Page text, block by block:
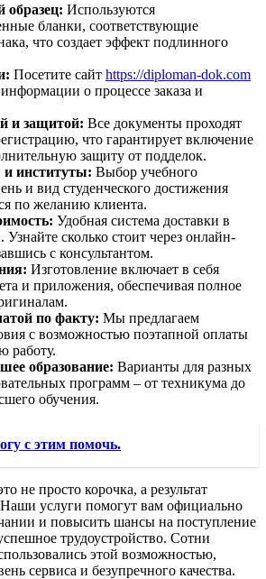
Используются
бланки, соответствующие
что создает эффект подлинного
Посетите сайт https://diploman-dok.com
о процессе заказа и
и защитой: Все документы проходят
что гарантирует включение
защиту от подделок.
институты: Выбор учебного
и вид студенческого достижения
по желанию клиента.
Удобная система доставки в
Узнайте сколько стоит через онлайн-
с консультантом.
Изготовление включает в себя
и приложения, обеспечивая полное
по факту: Мы предлагаем
с возможностью поэтапной оплаты
работу.
образование: Варианты для разных
программ – от техникума до
обучения.
с этим помочь.
не просто корочка, а результат
Наши услуги помогут вам официально
и повысить шансы на поступление
трудоустройство. Сотни
этой возможностью,
сервиса и безупречного качества.